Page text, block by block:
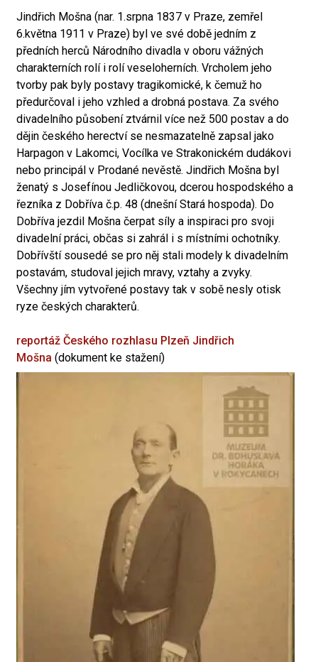
Jindřich Mošna (nar. 1.srpna 1837 v Praze, zemřel
6.května 1911 v Praze) byl ve své době jedním z
předních herců Národního divadla v oboru vážných
charakterních rolí i rolí veseloherních. Vrcholem jeho
tvorby pak byly postavy tragikomické, k čemuž ho
předurčoval i jeho vzhled a drobná postava. Za svého
divadelního působení ztvárnil více než 500 postav a do
dějin českého herectví se nesmazatelně zapsal jako
Harpagon v Lakomci, Vocílka ve Strakonickém dudákovi
nebo principál v Prodané nevěstě. Jindřich Mošna byl
ženatý s Josefínou Jedličkovou, dcerou hospodského a
řezníka z Dobříva č.p. 48 (dnešní Stará hospoda). Do
Dobříva jezdil Mošna čerpat síly a inspiraci pro svoji
divadelní práci, občas si zahrál i s místními ochotníky.
Dobřívští sousedé se pro něj stali modely k divadelním
postavám, studoval jejich mravy, vztahy a zvyky.
Všechny jím vytvořené postavy tak v sobě nesly otisk
ryze českých charakterů.
reportáž Českého rozhlasu Plzeň Jindřich
Mošna (dokument ke stažení)